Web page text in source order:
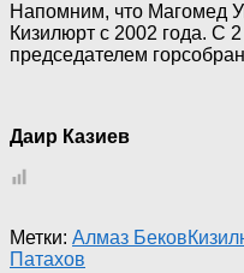
Напомним, что Магомед
Кизилюрт с 2002 года. С
председателем
Даир Казиев
Метки: Алмаз Беков
Патахов